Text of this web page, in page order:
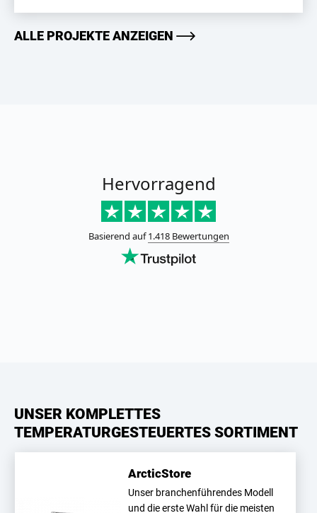
ALLE PROJEKTE ANZEIGEN
UNSER KOMPLETTES
TEMPERATURGESTEUERTES SORTIMENT
ArcticStore
Unser branchenführendes Modell
und die erste Wahl für die meisten